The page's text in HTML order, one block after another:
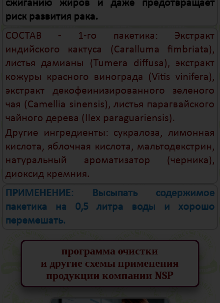
сжиганию жиров и даже предотвращает
риск развития рака.
СОСТАВ - 1-го пакетика: Экстракт
индийского кактуса (Caralluma fimbriata),
листья дамианы (Tumera diffusa), экстракт
кожуры красного винограда (Vitis vinifera),
экстракт декофеинизированного зеленого
чая (Camellia sinensis), листья парагвайского
чайного дерева (Ilex paraguariensis).
Другие ингредиенты: сукралоза, лимонная
кислота, яблочная кислота, мальтодекстрин,
натуральный ароматизатор (черника),
диоксид кремния.
ПРИМЕНЕНИЕ: Высыпать содержимое
пакетика на 0,5 литра воды и хорошо
перемешать.
программа очистки
и другие схемы применения
продукции компании NSP